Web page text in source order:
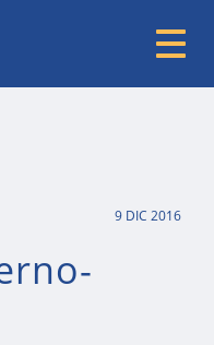
9 DIC 2016